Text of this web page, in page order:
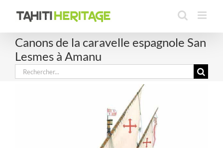
Canons de la caravelle espagnole San
Lesmes à Amanu
Rechercher: